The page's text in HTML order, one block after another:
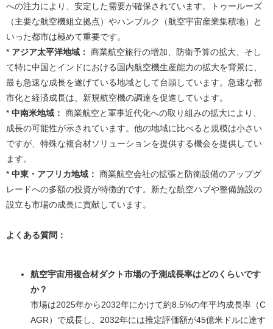
への注力により、安定した需要が確保されています。トゥールーズ
（主要な航空機組立拠点）やハンブルク（航空宇宙産業集積地）と
いった都市は極めて重要です。
* アジア太平洋地域： 商業航空旅行の増加、防衛予算の拡大、そし
て特に中国とインドにおける国内航空機生産能力の拡大を背景に、
最も急速な成長を遂げている地域として台頭しています。急速な都
市化と経済成長は、新規航空機の調達を促進しています。
* 中南米地域： 商業航空と軍事近代化への取り組みの拡大により、
成長の可能性が示されています。他の地域に比べると規模は小さい
ですが、特殊な複合材ソリューションを提供する機会を提供してい
ます。
* 中東・アフリカ地域： 商業航空会社の拡張と防衛設備のアップグ
レードへの多額の投資が特徴的です。新たな航空ハブや整備施設の
設立も市場の成長に貢献しています。
よくある質問：
航空宇宙用複合材ダクト市場の予測成長率はどのくらいです
か？
市場は2025年から2032年にかけて約8.5%の年平均成長率（C
AGR）で成長し、2032年には推定評価額が45億米ドルに達す